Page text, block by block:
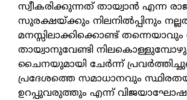
സ്വീകരിക്കുന്നത് തായ്വാന്‍ എന്ന
സുരക്ഷയ്ക്കും നിലനില്‍പ്പിനും
മനസ്സിലാക്കിക്കൊണ്ട് തന്നെയാവും
തായ്വാനുവേണ്ടി
ചൈനയുമായി ചേര്‍ന്ന്
പ്രദേശത്തെ സമാധാനവും
ഉറപ്പുവരുത്തും എന്ന് വിജയാഘോഷ